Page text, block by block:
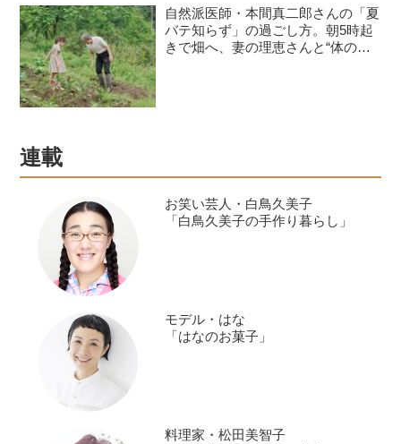
自然派医師・本間真二郎さんの「夏
バテ知らず」の過ごし方。朝5時起
きで畑へ、妻の理恵さんと“体の
連載
お笑い芸人・白鳥久美子
「白鳥久美子の手作り暮らし」
モデル・はな
「はなのお菓子」
料理家・松田美智子